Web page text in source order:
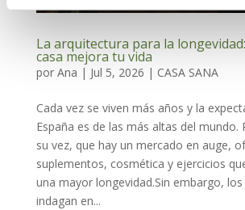
La arquitectura para la
casa mejora tu vida
por Ana | Jul 5, 2026 | CASA SANA
Cada vez se viven más años y la
España es de las más altas del mundo.
su vez, que hay un mercado en auge,
suplementos, cosmética y ejercicios
una mayor longevidad.Sin embargo,
indagan en...